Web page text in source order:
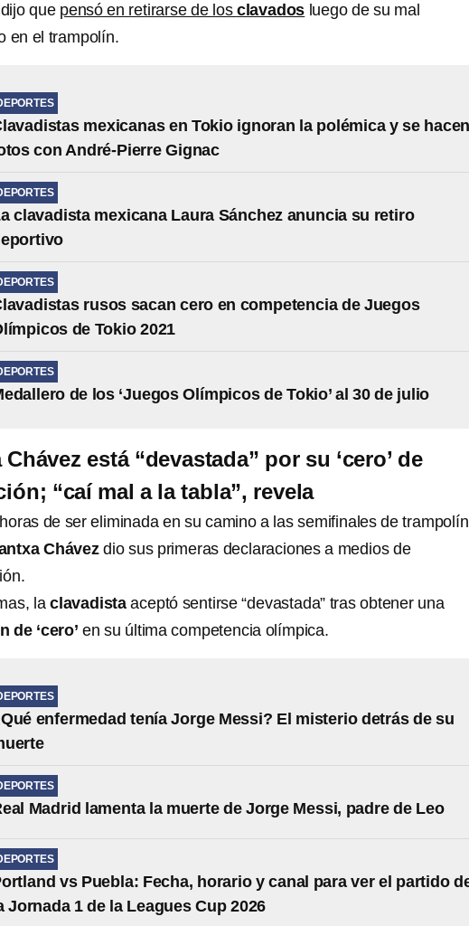
que pensó en retirarse de los clavados luego de su mal
en el trampolín.
mexicanas en Tokio ignoran la polémica y se
con André-Pierre Gignac
clavadista mexicana Laura Sánchez anuncia su retiro
rusos sacan cero en competencia de Juegos
de Tokio 2021
de los ‘Juegos Olímpicos de Tokio’ al 30 de julio
está “devastada” por su ‘cero’ de
“caí mal a la tabla”, revela
de ser eliminada en su camino a las semifinales de
Chávezdio sus primeras declaraciones a medios de
la clavadista aceptó sentirse “devastada” tras obtener una
de ‘cero’ en su última competencia olímpica.
enfermedad tenía Jorge Messi? El misterio detrás de su
Madrid lamenta la muerte de Jorge Messi, padre de Leo
vs Puebla: Fecha, horario y canal para ver el partido
Jornada 1 de la Leagues Cup 2026